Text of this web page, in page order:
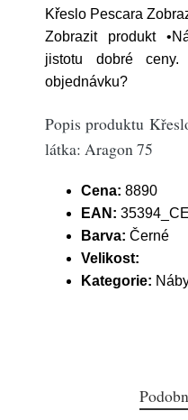
Křeslo Pescara
Zobrazit produkt
jistotu dobré
objednávku?
Popis produktu
látka: Aragon 75
Cena: 8890
EAN:
Barva: Černé
Velikost:
Kategorie: